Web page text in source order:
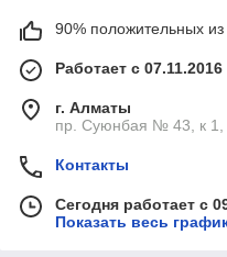
90% положительных из
Работает с 07.11.2016
г. Алматы
пр. Суюнбая № 43, к 1,
Контакты
Сегодня работает с
Показать весь